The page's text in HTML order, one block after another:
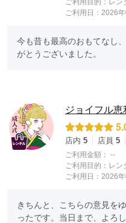
ご利用日：2026
今も昔も最高のおもてなし
がとうございました。
ジョイフル
店内 5 店員 5
ご利用金額： --
ご利用目的： レン
ご利用日：2026
きちんと、こちらの意見を
ったです。当日まで、よろ